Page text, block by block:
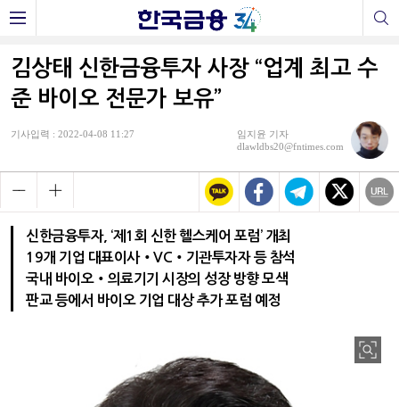
김상태 신한금융투자 사장 “업계 최고 수
준 바이오 전문가 보유”
기사입력 : 2022-04-08 11:27
임지윤 기자
dlawldbs20@fntimes.com
신한금융투자, ‘제1회 신한 헬스케어 포럼’ 개최
19개 기업 대표이사‧VC‧기관투자자 등 참석
국내 바이오‧의료기기 시장의 성장 방향 모색
판교 등에서 바이오 기업 대상 추가 포럼 예정